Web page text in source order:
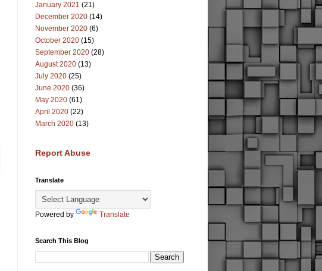
January 2021 (21)
December 2020 (14)
November 2020 (6)
October 2020 (15)
September 2020 (28)
August 2020 (13)
July 2020 (25)
June 2020 (36)
May 2020 (61)
April 2020 (22)
March 2020 (13)
Report Abuse
Translate
Powered by Translate
Search This Blog